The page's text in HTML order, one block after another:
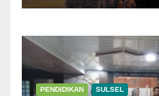
PENDIDIKAN SULSEL